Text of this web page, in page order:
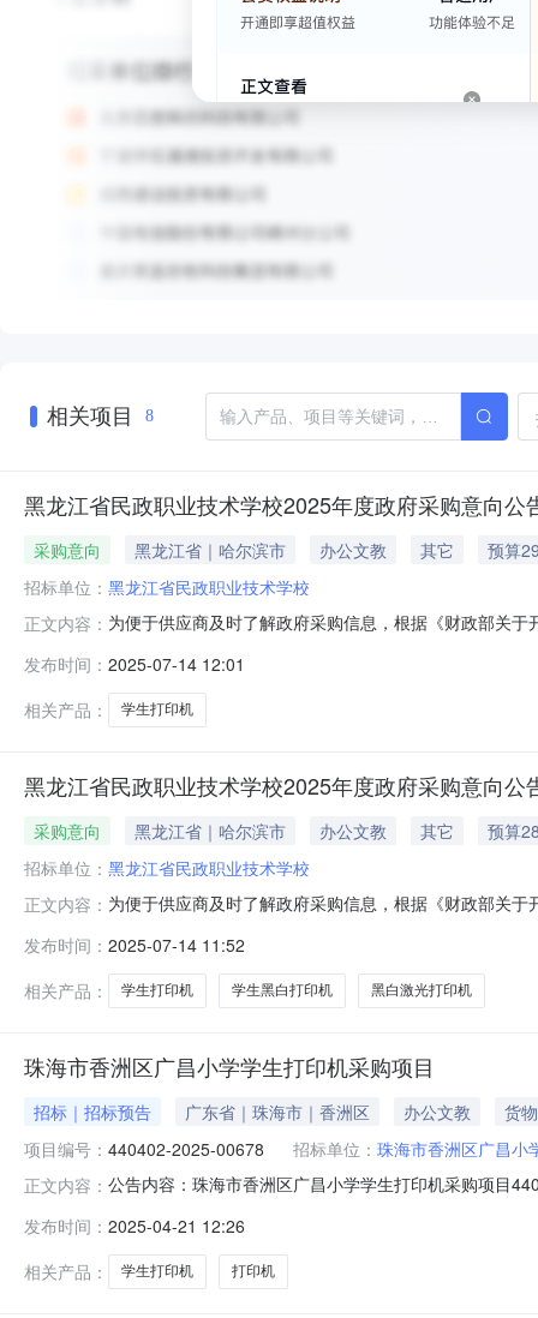
相关项目 8
黑龙江省民政职业技术学校2025年度政府采购意向公
采购意向 黑龙江省｜哈尔滨市 办公文教 其它
预算
招标单位： 黑龙江省民政职业技术学校
正文内容： 为便于供应商及时了解政府采购信息，根据《财政部关
印0.2950002025年07月无本次公开的采购意向是本单位
发布时间： 2025-07-14 12:01
相关产品：
学生打印机
黑龙江省民政职业技术学校2025年度政府采购意向公
采购意向 黑龙江省｜哈尔滨市 办公文教 其它
预算
招标单位： 黑龙江省民政职业技术学校
正文内容： 为便于供应商及时了解政府采购信息，根据《财政部关
黑白激光打印机0.2800002025年07月无本次公开的采购
2025年07月14日
发布时间： 2025-07-14 11:52
相关产品：
学生打印机 学生黑白打印机 黑白激光打印机
珠海市香洲区广昌小学学生打印机采购项目
招标｜招标预告 广东省｜珠海市｜香洲区 办公文教
货物
项目编号： 440402-2025-00678 招标单位： 珠海市香洲区广昌小
正文内容： 公告内容：珠海市香洲区广昌小学学生打印机采购项目
2111:37:20发布人：珠海市香洲区广昌小学发布时间：
发布时间： 2025-04-21 12:26
相关产品：
学生打印机 打印机